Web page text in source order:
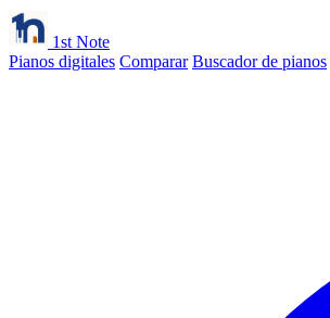
1st Note
Pianos digitales Comparar Buscador de pianos